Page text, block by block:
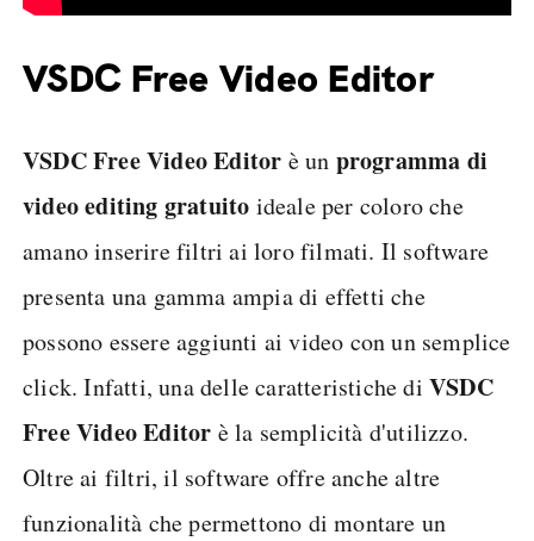
VSDC Free Video Editor
VSDC Free Video Editor è un programma di
video editing gratuito ideale per coloro che
amano inserire filtri ai loro filmati. Il software
presenta una gamma ampia di effetti che
possono essere aggiunti ai video con un semplice
click. Infatti, una delle caratteristiche diVSDC
Free Video Editor è la semplicità d'utilizzo.
Oltre ai filtri, il software offre anche altre
funzionalità che permettono di montare un